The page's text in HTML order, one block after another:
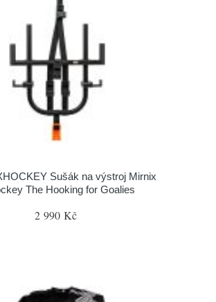
Sušák na výstroj Mirnix
The Hooking for Goalies
2 990 Kč